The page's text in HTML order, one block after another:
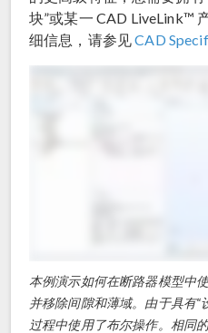
块”或某一 CAD LiveLink™
细信息，请参见CAD
本例演示如何在断路器模型中
并移除间隙和薄域。由于具有“
过程中使用了布尔操作。相同